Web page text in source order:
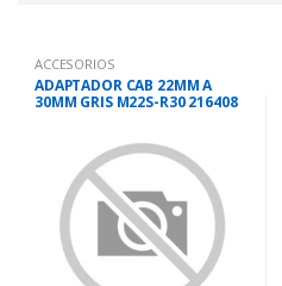
ACCESORIOS
ADAPTADOR CAB 22MM A
30MM GRIS M22S-R30 216408